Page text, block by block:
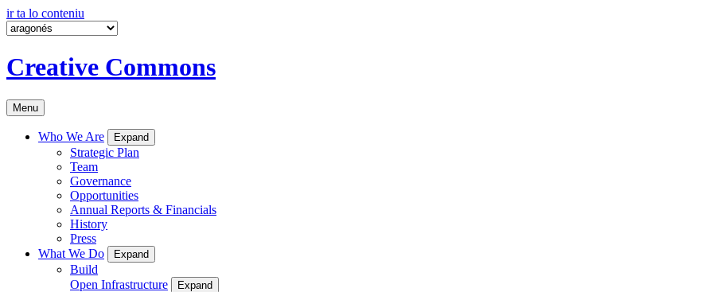
ir ta lo conteniu
Creative Commons
Menu
Who We Are Expand
Strategic Plan
Team
Governance
Opportunities
Annual Reports & Financials
History
Press
What We Do
Expand
Build
Open Infrastructure
Expand